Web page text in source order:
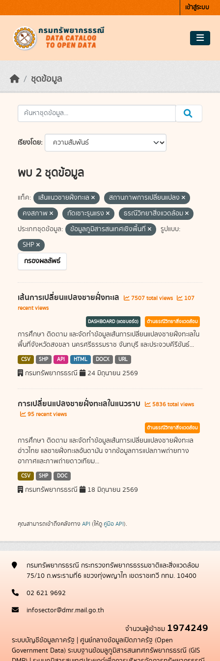
เข้าสู่ระบบ
ชุดข้อมูล
เรียงโดย
พบ 2 ชุดข้อมูล
แท็ค: เส้นแนวชายฝั่งทะเล
สถานภาพการเปลี่ยนแปลง
คงสภาพ
กัดเซาะรุนแรง
ธรณีวิทยาสิ่งแวดล้อม
ประเภทชุดข้อมูล:
ข้อมูลภูมิสารสนเทศเชิงพื้นที่
รูปแบบ:
SHP
กรองผลลัพธ์
เส้นการเปลี่ยนแปลงชายฝั่งทะเล 7507 total views
107
recent views
DASHBOARD (แดชบอร์ด) ด้านธรณีวิทยาสิ่งแวดล้อม
การศึกษา ติดตาม และจัดทำข้อมูลเส้นการเปลี่ยนแปลงชายฝั่งทะเลใน
พื้นที่จังหวัดสงขลา นครศรีธรรมราช จันทบุรี และประจวบคีรีขันธ์...
CSV SHP API HTML DOCX URL
กรมทรัพยากรธรณี 24 มิถุนายน 2569
การเปลี่ยนแปลงชายฝั่งทะเลในแนวราบ
5836 total views
95 recent views
ด้านธรณีวิทยาสิ่งแวดล้อม
การศึกษา ติดตาม และจัดทำข้อมูลเส้นการเปลี่ยนแปลงชายฝั่งทะเล
อ่าวไทย แลชายฝั่งทะเลอันดามัน จากข้อมูลการแปลภาพถ่ายทาง
อากาศและภาพถ่ายดาวเทียม...
CSV SHP DOC
กรมทรัพยากรธรณี 18 มิถุนายน 2569
คุณสามารถเข้าถึงคลังทาง API (ให้ดู คู่มือ API).
กรมทรัพยากรธรณี กระทรวงทรัพยากรธรรมชาติและสิ่งแวดล้อม
75/10 ถ.พระรามที่6 แขวงทุ่งพญาไท เขตราชเทวี กทม. 10400
02 621 9692
infosector@dmr.mail.go.th
จำนวนผู้เข้าชม 1974249
ระบบบัญชีข้อมูลภาครัฐ | ศูนย์กลางข้อมูลเปิดภาครัฐ (Open
Government Data) ระบบฐานข้อมลูภูมิสารสนเทศทรัพยากรธรณี (GIS